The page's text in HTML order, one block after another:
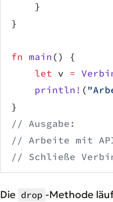
    }
}
fn main () {
    let
v =
    println!
(
}
// Ausgabe:
// Arbeite mit
// Schließe
Die drop -Methode